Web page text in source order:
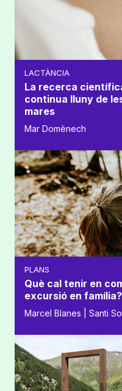
LACTÀNCIA
La recerca
continua lluny de
mares
Mar Domènech
PLANS
Què cal tenir en
excursió en família?
Marcel Blanes | Santi